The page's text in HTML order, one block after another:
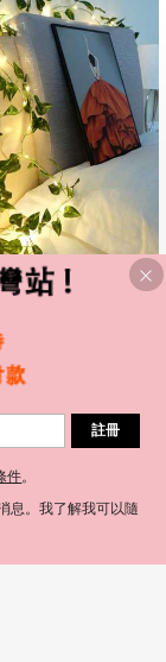
藤蔓裝飾，適用於室內
、戶外庭院、家庭花
陽台，婚禮派對裝
註冊
件。
息。我了解我可以隨